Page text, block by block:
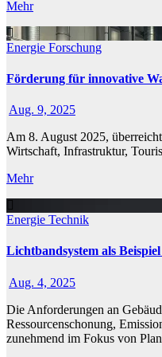
Mehr
Energie Forschung
Förderung für innovative
Aug. 9, 2025
Am 8. August 2025,
Wirtschaft, Infrastruktur,
Mehr
Energie Technik
Lichtbandsystem als
Aug. 4, 2025
Die Anforderungen an
Ressourcenschonung,
zunehmend im Fokus von